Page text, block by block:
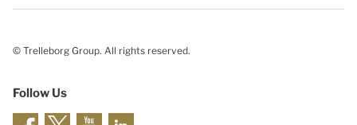
© Trelleborg Group. All rights reserved.
Follow Us